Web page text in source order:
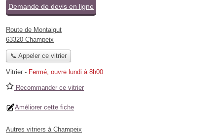
Demande de devis en ligne
Route de Montaigut
63320 Champeix
📞 Appeler ce vitrier
Vitrier - Fermé, ouvre lundi à 8h00
Recommander ce vitrier
Améliorer cette fiche
Autres vitriers à Champeix